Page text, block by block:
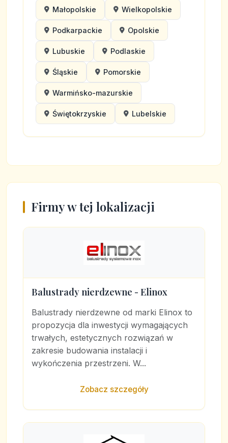
Małopolskie Wielkopolskie
Podkarpackie Opolskie
Lubuskie Podlaskie
Śląskie Pomorskie
Warmińsko-mazurskie
Świętokrzyskie Lubelskie
Firmy w tej lokalizacji
Balustrady nierdzewne - Elinox
Balustrady nierdzewne od marki Elinox to
propozycja dla inwestycji wymagających
trwałych, estetycznych rozwiązań w
zakresie budowania instalacji i
wykończenia przestrzeni. W...
Zobacz szczegóły